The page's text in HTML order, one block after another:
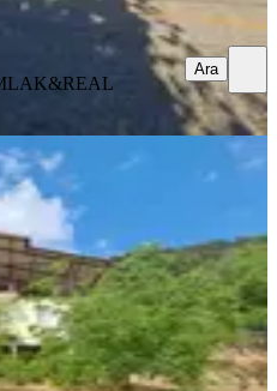
Ara
Icınde Evle
Arazı Anayol Ceph
m²·13.07.2026